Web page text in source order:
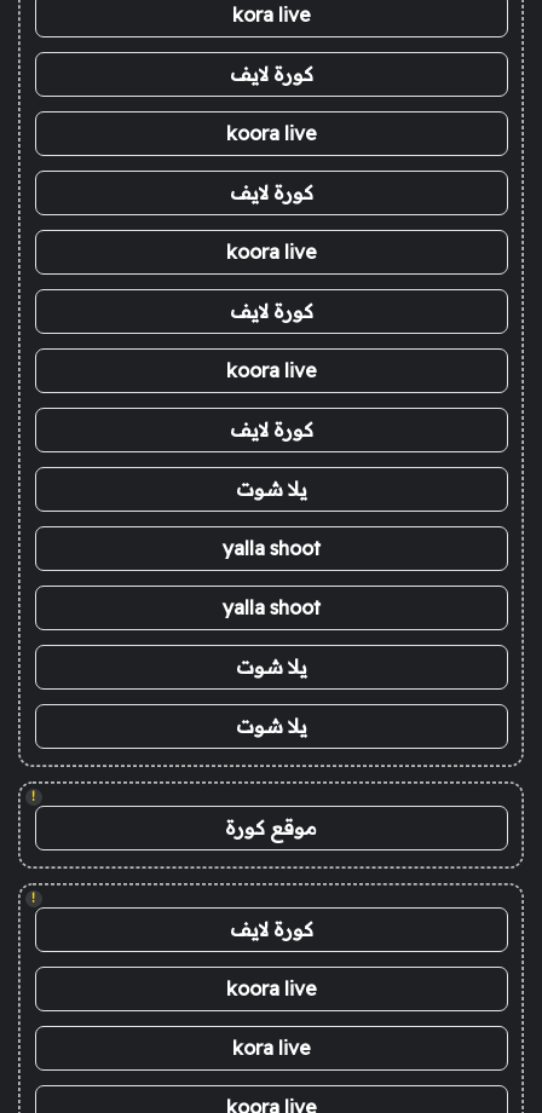
kora live
كورة لايف
koora live
كورة لايف
koora live
كورة لايف
koora live
كورة لايف
يلا شوت
yalla shoot
yalla shoot
يلا شوت
يلا شوت
!
موقع كورة
!
كورة لايف
koora live
kora live
koora live